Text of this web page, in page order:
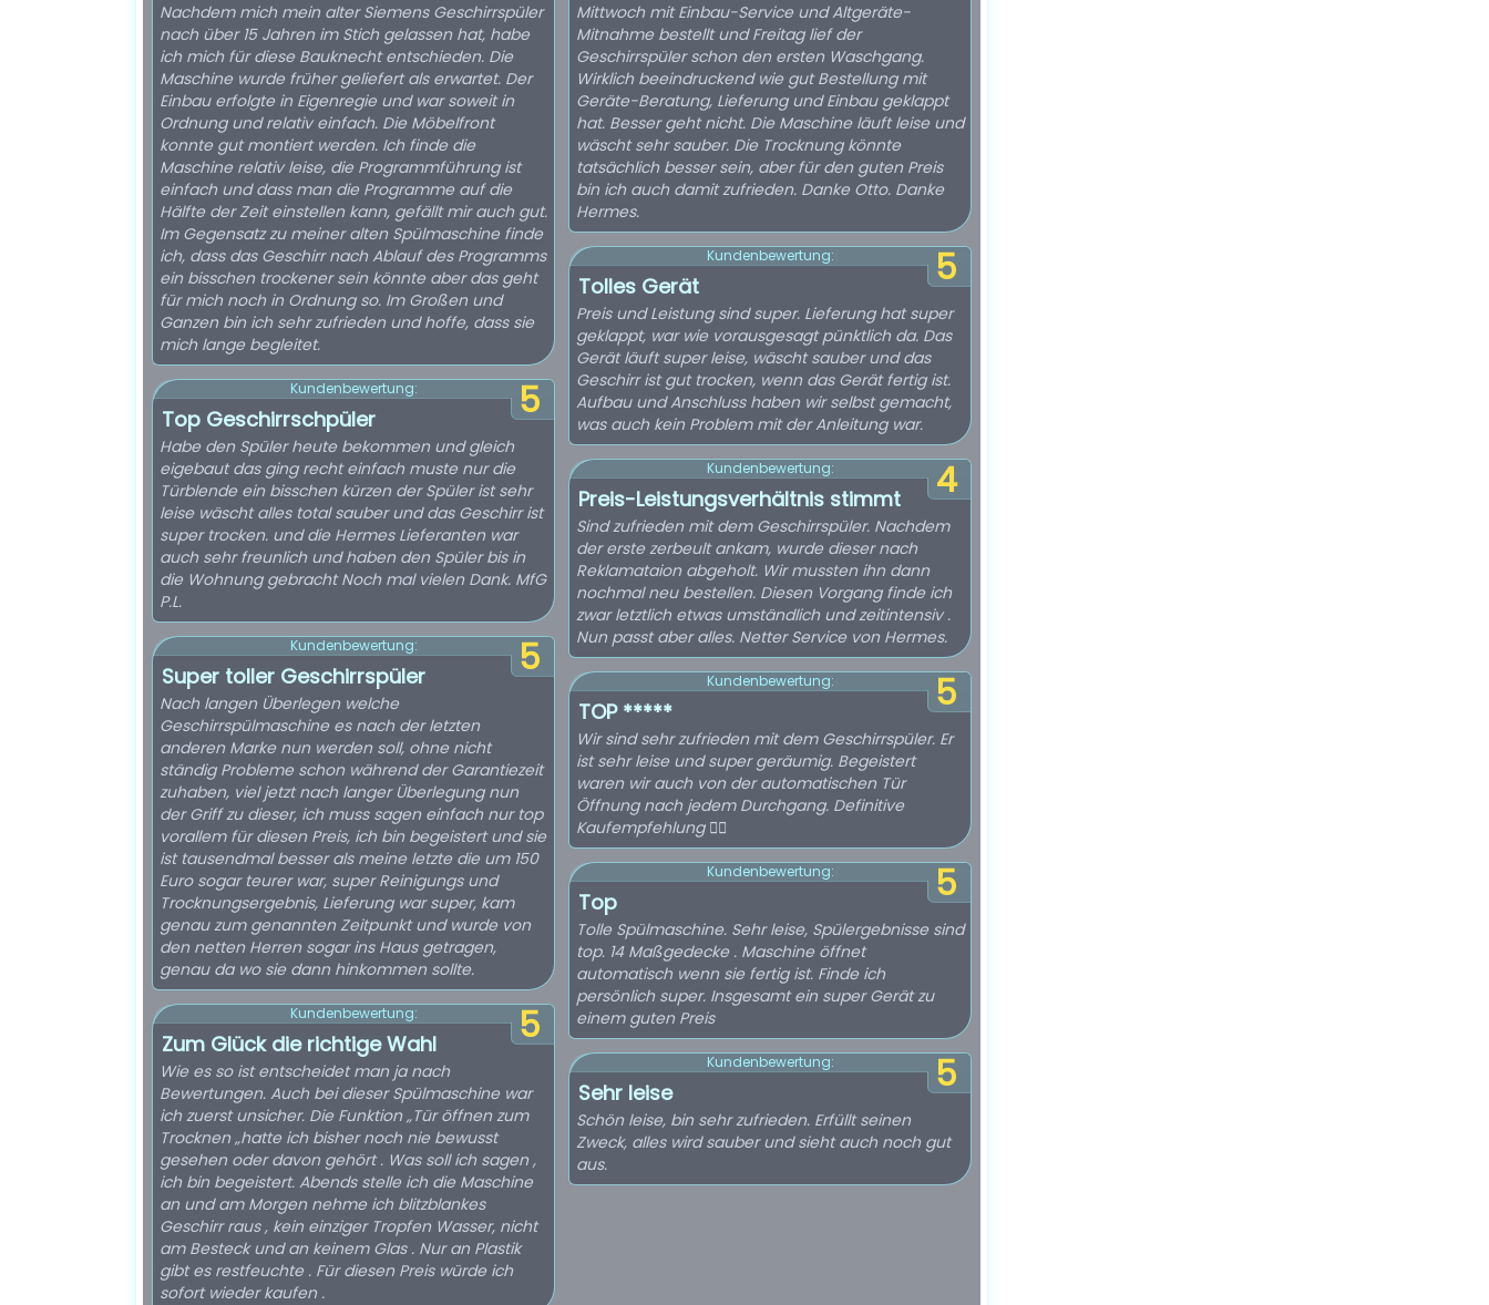
Nachdem mich mein alter Siemens Geschirrspüler
nach über 15 Jahren im Stich gelassen hat, habe
ich mich für diese Bauknecht entschieden. Die
Maschine wurde früher geliefert als erwartet. Der
Einbau erfolgte in Eigenregie und war soweit in
Ordnung und relativ einfach. Die Möbelfront
konnte gut montiert werden. Ich finde die
Maschine relativ leise, die Programmführung ist
einfach und dass man die Programme auf die
Hälfte der Zeit einstellen kann, gefällt mir auch gut.
Im Gegensatz zu meiner alten Spülmaschine finde
ich, dass das Geschirr nach Ablauf des Programms
ein bisschen trockener sein könnte aber das geht
für mich noch in Ordnung so. Im Großen und
Ganzen bin ich sehr zufrieden und hoffe, dass sie
mich lange begleitet.
5
Kundenbewertung:
Top Geschirrschpüler
Habe den Spüler heute bekommen und gleich
eigebaut das ging recht einfach muste nur die
Türblende ein bisschen kürzen der Spüler ist sehr
leise wäscht alles total sauber und das Geschirr ist
super trocken. und die Hermes Lieferanten war
auch sehr freunlich und haben den Spüler bis in
die Wohnung gebracht Noch mal vielen Dank. MfG
P.L.
5
Kundenbewertung:
Super toller Geschirrspüler
Nach langen Überlegen welche
Geschirrspülmaschine es nach der letzten
anderen Marke nun werden soll, ohne nicht
ständig Probleme schon während der Garantiezeit
zuhaben, viel jetzt nach langer Überlegung nun
der Griff zu dieser, ich muss sagen einfach nur top
vorallem für diesen Preis, ich bin begeistert und sie
ist tausendmal besser als meine letzte die um 150
Euro sogar teurer war, super Reinigungs und
Trocknungsergebnis, Lieferung war super, kam
genau zum genannten Zeitpunkt und wurde von
den netten Herren sogar ins Haus getragen,
genau da wo sie dann hinkommen sollte.
5
Kundenbewertung:
Zum Glück die richtige Wahl
Wie es so ist entscheidet man ja nach
Bewertungen. Auch bei dieser Spülmaschine war
ich zuerst unsicher. Die Funktion „Tür öffnen zum
Trocknen „hatte ich bisher noch nie bewusst
gesehen oder davon gehört . Was soll ich sagen ,
ich bin begeistert. Abends stelle ich die Maschine
an und am Morgen nehme ich blitzblankes
Geschirr raus , kein einziger Tropfen Wasser, nicht
am Besteck und an keinem Glas . Nur an Plastik
gibt es restfeuchte . Für diesen Preis würde ich
sofort wieder kaufen .
Mittwoch mit Einbau-Service und Altgeräte-
Mitnahme bestellt und Freitag lief der
Geschirrspüler schon den ersten Waschgang.
Wirklich beeindruckend wie gut Bestellung mit
Geräte-Beratung, Lieferung und Einbau geklappt
hat. Besser geht nicht. Die Maschine läuft leise und
wäscht sehr sauber. Die Trocknung könnte
tatsächlich besser sein, aber für den guten Preis
bin ich auch damit zufrieden. Danke Otto. Danke
Hermes.
5
Kundenbewertung:
Tolles Gerät
Preis und Leistung sind super. Lieferung hat super
geklappt, war wie vorausgesagt pünktlich da. Das
Gerät läuft super leise, wäscht sauber und das
Geschirr ist gut trocken, wenn das Gerät fertig ist.
Aufbau und Anschluss haben wir selbst gemacht,
was auch kein Problem mit der Anleitung war.
4
Kundenbewertung:
Preis-Leistungsverhältnis stimmt
Sind zufrieden mit dem Geschirrspüler. Nachdem
der erste zerbeult ankam, wurde dieser nach
Reklamataion abgeholt. Wir mussten ihn dann
nochmal neu bestellen. Diesen Vorgang finde ich
zwar letztlich etwas umständlich und zeitintensiv .
Nun passt aber alles. Netter Service von Hermes.
5
Kundenbewertung:
TOP *****
Wir sind sehr zufrieden mit dem Geschirrspüler. Er
ist sehr leise und super geräumig. Begeistert
waren wir auch von der automatischen Tür
Öffnung nach jedem Durchgang. Definitive
Kaufempfehlung 👍🏼
5
Kundenbewertung:
Top
Tolle Spülmaschine. Sehr leise, Spülergebnisse sind
top. 14 Maßgedecke . Maschine öffnet
automatisch wenn sie fertig ist. Finde ich
persönlich super. Insgesamt ein super Gerät zu
einem guten Preis
5
Kundenbewertung:
Sehr leise
Schön leise, bin sehr zufrieden. Erfüllt seinen
Zweck, alles wird sauber und sieht auch noch gut
aus.